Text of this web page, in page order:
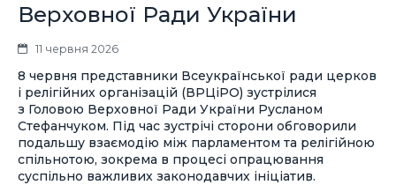
Верховної Ради України
11 червня 2026
8 червня представники Всеукраїнської ради церков
і релігійних організацій (ВРЦіРО) зустрілися
з Головою Верховної Ради України Русланом
Стефанчуком. Під час зустрічі сторони обговорили
подальшу взаємодію між парламентом та релігійною
спільнотою, зокрема в процесі опрацювання
суспільно важливих законодавчих ініціатив.